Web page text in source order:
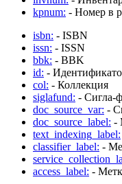
kpnum: - Номер в
isbn: - ISBN
issn: - ISSN
bbk: - BBK
id: -
col: - Коллекция
siglafund: - Сигла-
doc_source_var: -
doc_source_label: -
text_indexing_label:
classifier_label: -
access_label: -